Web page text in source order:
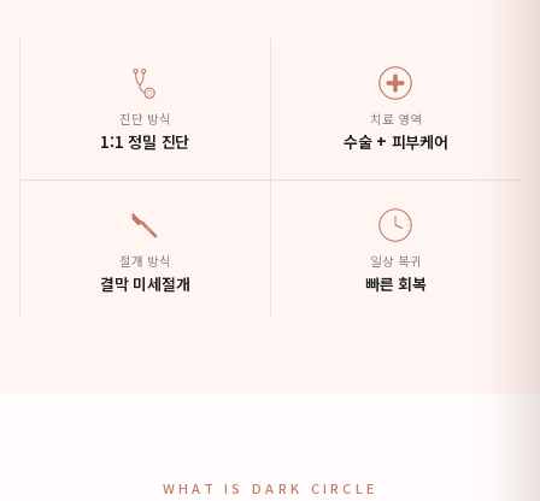
진단 방식
1:1 정밀 진단
치료 영역
수술 + 피부케어
절개 방식
결막 미세절개
일상 복귀
빠른 회복
WHAT IS DARK CIRCLE